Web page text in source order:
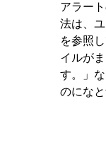
アラー
法は、
を参照
イルが
す。」
のにな